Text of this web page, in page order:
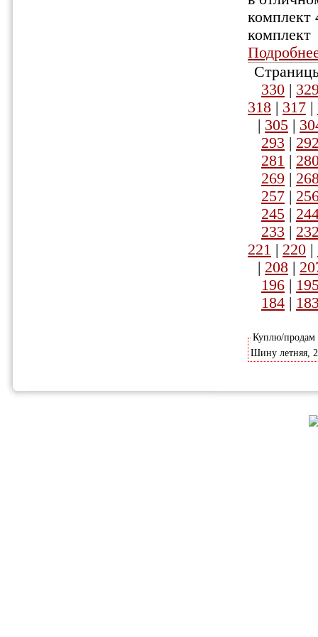
комплект
330 |
318 | 317 |
| 305 |
293 |
281 |
269 |
257 |
245 |
233 |
221 | 220 |
| 208 |
196 |
184 |
Куплю/
Шину летняя,